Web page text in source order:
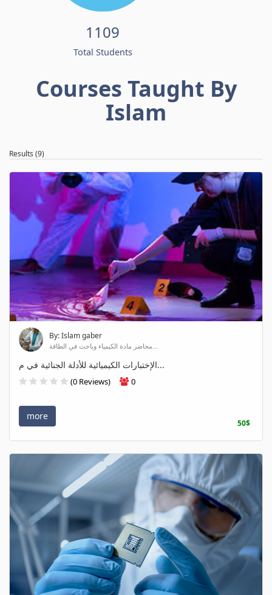
1109
Total Students
Courses Taught By
Islam
Results (9)
By: Islam gaber
محاضر مادة الكيمياء وباحث في الطاقة...
الإختبارات الكيميائية للأدلة الجنائية في م...
(0 Reviews) 0
more
50$